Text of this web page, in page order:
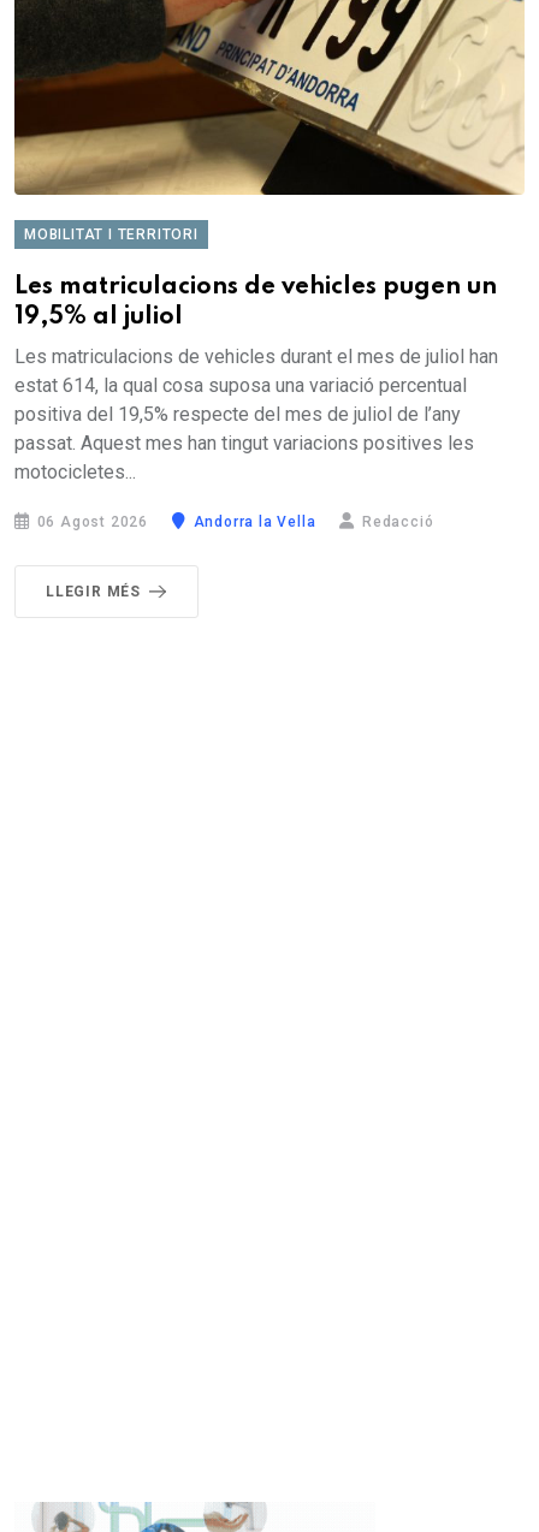
MOBILITAT I TERRITORI
Les matriculacions de vehicles pugen un
19,5% al juliol
Les matriculacions de vehicles durant el mes de juliol han
estat 614, la qual cosa suposa una variació percentual
positiva del 19,5% respecte del mes de juliol de l’any
passat. Aquest mes han tingut variacions positives les
motocicletes...
06 Agost 2026 Andorra la Vella Redacció
LLEGIR MÉS